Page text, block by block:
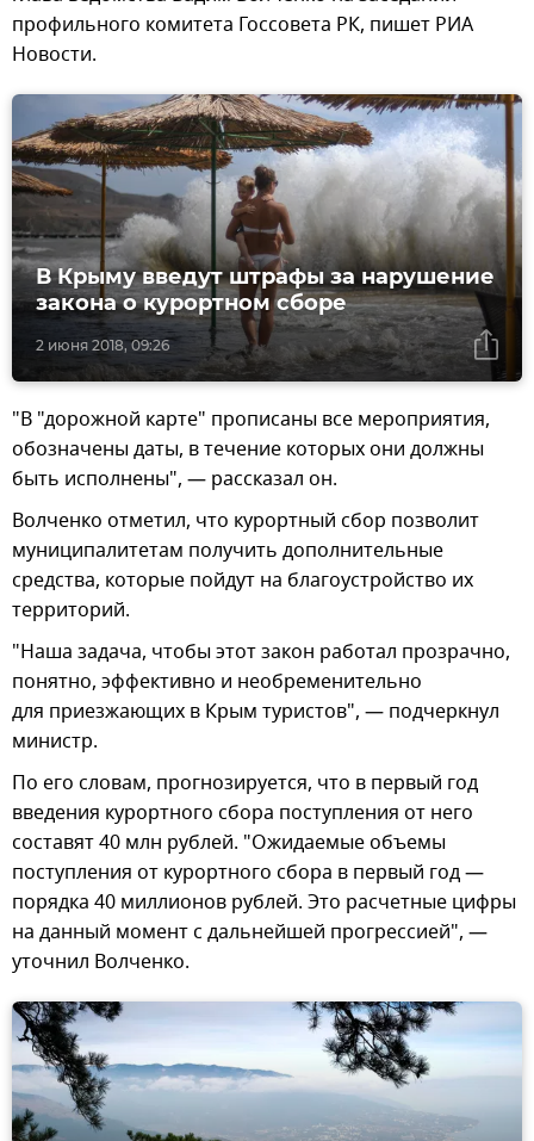
профильного комитета Госсовета РК, пишет РИА
Новости.
2 июня 2018, 09:26
В Крыму введут штрафы за нарушение
закона о курортном сборе
"В "дорожной карте" прописаны все мероприятия,
обозначены даты, в течение которых они должны
быть исполнены", — рассказал он.
Волченко отметил, что курортный сбор позволит
муниципалитетам получить дополнительные
средства, которые пойдут на благоустройство их
территорий.
"Наша задача, чтобы этот закон работал прозрачно,
понятно, эффективно и необременительно
для приезжающих в Крым туристов", — подчеркнул
министр.
По его словам, прогнозируется, что в первый год
введения курортного сбора поступления от него
составят 40 млн рублей. "Ожидаемые объемы
поступления от курортного сбора в первый год —
порядка 40 миллионов рублей. Это расчетные цифры
на данный момент с дальнейшей прогрессией", —
уточнил Волченко.